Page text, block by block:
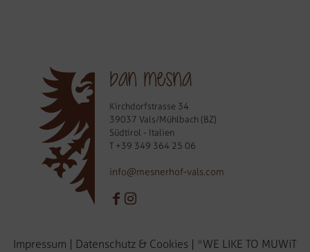
ban mesna
Kirchdorfstrasse 34
39037 Vals/Mühlbach (BZ)
Südtirol - Italien
T +39 349 364 25 06
info@mesnerhof-vals.com
Impressum | Datenschutz & Cookies | *WE LIKE TO MUWiT